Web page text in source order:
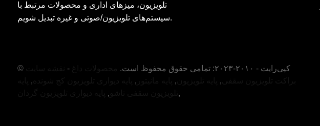
تلویزیون، میزهای اداری و محصولات مرتبط با
سیستم‌های تلویزیون/صوتی و غیره تبدیل شویم.
© کپی‌رایت - ۲۰۱۰-۲۰۲۳: تمامی حقوق محفوظ است. -
,
,
,
,
, ,